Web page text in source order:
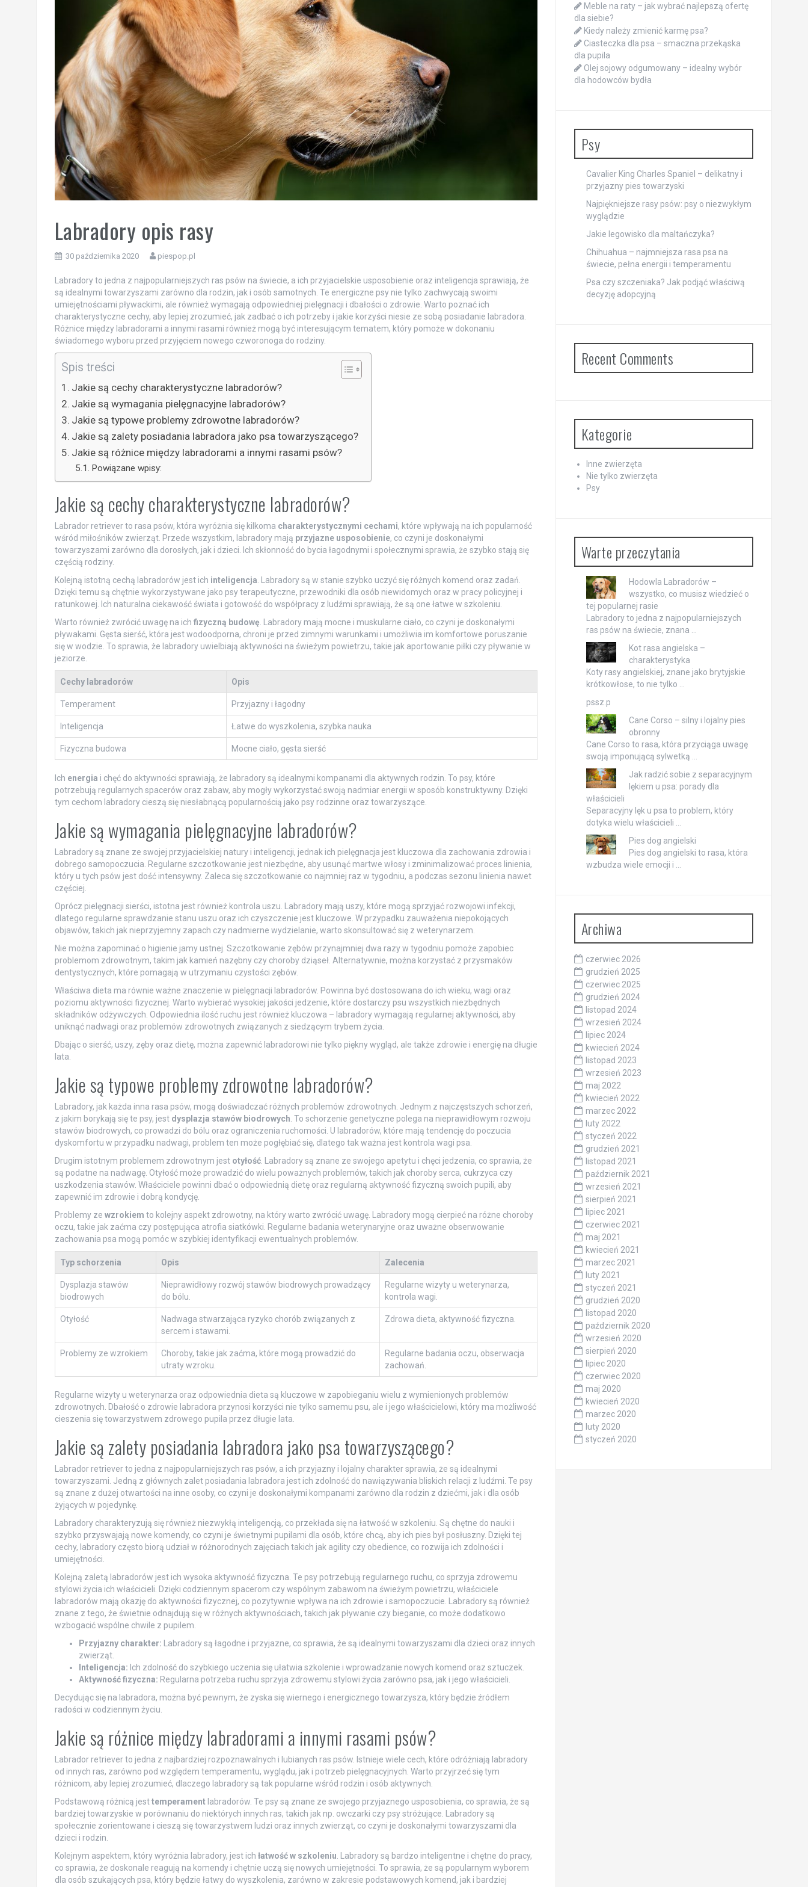
Labradory opis rasy
30 października 2020 piespop.pl
Labradory to jedna z najpopularniejszych ras psów na świecie, a ich przyjacielskie usposobienie oraz inteligencja sprawiają, że
są idealnymi towarzyszami zarówno dla rodzin, jak i osób samotnych. Te energiczne psy nie tylko zachwycają swoimi
umiejętnościami pływackimi, ale również wymagają odpowiedniej pielęgnacji i dbałości o zdrowie. Warto poznać ich
charakterystyczne cechy, aby lepiej zrozumieć, jak zadbać o ich potrzeby i jakie korzyści niesie ze sobą posiadanie labradora.
Różnice między labradorami a innymi rasami również mogą być interesującym tematem, który pomoże w dokonaniu
świadomego wyboru przed przyjęciem nowego czworonoga do rodziny.
Spis treści
Jakie są cechy charakterystyczne labradorów?
Jakie są wymagania pielęgnacyjne labradorów?
Jakie są typowe problemy zdrowotne labradorów?
Jakie są zalety posiadania labradora jako psa towarzyszącego?
Jakie są różnice między labradorami a innymi rasami psów?
Powiązane wpisy:
Jakie są cechy charakterystyczne labradorów?
Labrador retriever to rasa psów, która wyróżnia się kilkoma charakterystycznymi cechami, które wpływają na ich popularność
wśród miłośników zwierząt. Przede wszystkim, labradory mają przyjazne usposobienie, co czyni je doskonałymi
towarzyszami zarówno dla dorosłych, jak i dzieci. Ich skłonność do bycia łagodnymi i społecznymi sprawia, że szybko stają się
częścią rodziny.
Kolejną istotną cechą labradorów jest ich inteligencja . Labradory są w stanie szybko uczyć się różnych komend oraz zadań.
Dzięki temu są chętnie wykorzystywane jako psy terapeutyczne, przewodniki dla osób niewidomych oraz w pracy policyjnej i
ratunkowej. Ich naturalna ciekawość świata i gotowość do współpracy z ludźmi sprawiają, że są one łatwe w szkoleniu.
Warto również zwrócić uwagę na ich fizyczną budowę . Labradory mają mocne i muskularne ciało, co czyni je doskonałymi
pływakami. Gęsta sierść, która jest wodoodporna, chroni je przed zimnymi warunkami i umożliwia im komfortowe poruszanie
się w wodzie. To sprawia, że labradory uwielbiają aktywności na świeżym powietrzu, takie jak aportowanie piłki czy pływanie w
jeziorze.
Cechy labradorów Opis
Temperament Przyjazny i łagodny
Inteligencja Łatwe do wyszkolenia, szybka nauka
Fizyczna budowa Mocne ciało, gęsta sierść
Ich energia i chęć do aktywności sprawiają, że labradory są idealnymi kompanami dla aktywnych rodzin. To psy, które
potrzebują regularnych spacerów oraz zabaw, aby mogły wykorzystać swoją nadmiar energii w sposób konstruktywny. Dzięki
tym cechom labradory cieszą się niesłabnącą popularnością jako psy rodzinne oraz towarzyszące.
Jakie są wymagania pielęgnacyjne labradorów?
Labradory są znane ze swojej przyjacielskiej natury i inteligencji, jednak ich pielęgnacja jest kluczowa dla zachowania zdrowia i
dobrego samopoczucia. Regularne szczotkowanie jest niezbędne, aby usunąć martwe włosy i zminimalizować proces linienia,
który u tych psów jest dość intensywny. Zaleca się szczotkowanie co najmniej raz w tygodniu, a podczas sezonu linienia nawet
częściej.
Oprócz pielęgnacji sierści, istotna jest również kontrola uszu. Labradory mają uszy, które mogą sprzyjać rozwojowi infekcji,
dlatego regularne sprawdzanie stanu uszu oraz ich czyszczenie jest kluczowe. W przypadku zauważenia niepokojących
objawów, takich jak nieprzyjemny zapach czy nadmierne wydzielanie, warto skonsultować się z weterynarzem.
Nie można zapominać o higienie jamy ustnej. Szczotkowanie zębów przynajmniej dwa razy w tygodniu pomoże zapobiec
problemom zdrowotnym, takim jak kamień nazębny czy choroby dziąseł. Alternatywnie, można korzystać z przysmaków
dentystycznych, które pomagają w utrzymaniu czystości zębów.
Właściwa dieta ma równie ważne znaczenie w pielęgnacji labradorów. Powinna być dostosowana do ich wieku, wagi oraz
poziomu aktywności fizycznej. Warto wybierać wysokiej jakości jedzenie, które dostarczy psu wszystkich niezbędnych
składników odżywczych. Odpowiednia ilość ruchu jest również kluczowa – labradory wymagają regularnej aktywności, aby
uniknąć nadwagi oraz problemów zdrowotnych związanych z siedzącym trybem życia.
Dbając o sierść, uszy, zęby oraz dietę, można zapewnić labradorowi nie tylko piękny wygląd, ale także zdrowie i energię na długie
lata.
Jakie są typowe problemy zdrowotne labradorów?
Labradory, jak każda inna rasa psów, mogą doświadczać różnych problemów zdrowotnych. Jednym z najczęstszych schorzeń,
z jakim borykają się te psy, jest dysplazja stawów biodrowych . To schorzenie genetyczne polega na nieprawidłowym rozwoju
stawów biodrowych, co prowadzi do bólu oraz ograniczenia ruchomości. U labradorów, które mają tendencję do poczucia
dyskomfortu w przypadku nadwagi, problem ten może pogłębiać się, dlatego tak ważna jest kontrola wagi psa.
Drugim istotnym problemem zdrowotnym jest otyłość. Labradory są znane ze swojego apetytu i chęci jedzenia, co sprawia, że
są podatne na nadwagę. Otyłość może prowadzić do wielu poważnych problemów, takich jak choroby serca, cukrzyca czy
uszkodzenia stawów. Właściciele powinni dbać o odpowiednią dietę oraz regularną aktywność fizyczną swoich pupili, aby
zapewnić im zdrowie i dobrą kondycję.
Problemy ze wzrokiem to kolejny aspekt zdrowotny, na który warto zwrócić uwagę. Labradory mogą cierpieć na różne choroby
oczu, takie jak zaćma czy postępująca atrofia siatkówki. Regularne badania weterynaryjne oraz uważne obserwowanie
zachowania psa mogą pomóc w szybkiej identyfikacji ewentualnych problemów.
Typ schorzenia Opis Zalecenia
Dysplazja stawów
biodrowych
Nieprawidłowy rozwój stawów biodrowych prowadzący
do bólu.
Regularne wizyty u weterynarza,
kontrola wagi.
Otyłość
Nadwaga stwarzająca ryzyko chorób związanych z
sercem i stawami.
Zdrowa dieta, aktywność fizyczna.
Problemy ze wzrokiem
Choroby, takie jak zaćma, które mogą prowadzić do
utraty wzroku.
Regularne badania oczu, obserwacja
zachowań.
Regularne wizyty u weterynarza oraz odpowiednia dieta są kluczowe w zapobieganiu wielu z wymienionych problemów
zdrowotnych. Dbałość o zdrowie labradora przynosi korzyści nie tylko samemu psu, ale i jego właścicielowi, który ma możliwość
cieszenia się towarzystwem zdrowego pupila przez długie lata.
Jakie są zalety posiadania labradora jako psa towarzyszącego?
Labrador retriever to jedna z najpopularniejszych ras psów, a ich przyjazny i lojalny charakter sprawia, że są idealnymi
towarzyszami. Jedną z głównych zalet posiadania labradora jest ich zdolność do nawiązywania bliskich relacji z ludźmi. Te psy
są znane z dużej otwartości na inne osoby, co czyni je doskonałymi kompanami zarówno dla rodzin z dziećmi, jak i dla osób
żyjących w pojedynkę.
Labradory charakteryzują się również niezwykłą inteligencją, co przekłada się na łatwość w szkoleniu. Są chętne do nauki i
szybko przyswajają nowe komendy, co czyni je świetnymi pupilami dla osób, które chcą, aby ich pies był posłuszny. Dzięki tej
cechy, labradory często biorą udział w różnorodnych zajęciach takich jak agility czy obedience, co rozwija ich zdolności i
umiejętności.
Kolejną zaletą labradorów jest ich wysoka aktywność fizyczna. Te psy potrzebują regularnego ruchu, co sprzyja zdrowemu
stylowi życia ich właścicieli. Dzięki codziennym spacerom czy wspólnym zabawom na świeżym powietrzu, właściciele
labradorów mają okazję do aktywności fizycznej, co pozytywnie wpływa na ich zdrowie i samopoczucie. Labradory są również
znane z tego, że świetnie odnajdują się w różnych aktywnościach, takich jak pływanie czy bieganie, co może dodatkowo
wzbogacić wspólne chwile z pupilem.
Przyjazny charakter: Labradory są łagodne i przyjazne, co sprawia, że są idealnymi towarzyszami dla dzieci oraz innych
zwierząt.
Inteligencja: Ich zdolność do szybkiego uczenia się ułatwia szkolenie i wprowadzanie nowych komend oraz sztuczek.
Aktywność fizyczna: Regularna potrzeba ruchu sprzyja zdrowemu stylowi życia zarówno psa, jak i jego właścicieli.
Decydując się na labradora, można być pewnym, że zyska się wiernego i energicznego towarzysza, który będzie źródłem
radości w codziennym życiu.
Jakie są różnice między labradorami a innymi rasami psów?
Labrador retriever to jedna z najbardziej rozpoznawalnych i lubianych ras psów. Istnieje wiele cech, które odróżniają labradory
od innych ras, zarówno pod względem temperamentu, wyglądu, jak i potrzeb pielęgnacyjnych. Warto przyjrzeć się tym
różnicom, aby lepiej zrozumieć, dlaczego labradory są tak popularne wśród rodzin i osób aktywnych.
Podstawową różnicą jesttemperamentlabradorów. Te psy są znane ze swojego przyjaznego usposobienia, co sprawia, że są
bardziej towarzyskie w porównaniu do niektórych innych ras, takich jak np. owczarki czy psy stróżujące. Labradory są
społecznie zorientowane i cieszą się towarzystwem ludzi oraz innych zwierząt, co czyni je doskonałymi towarzyszami dla
dzieci i rodzin.
Kolejnym aspektem, który wyróżnia labradory, jest ich łatwość w szkoleniu . Labradory są bardzo inteligentne i chętne do pracy,
co sprawia, że doskonale reagują na komendy i chętnie uczą się nowych umiejętności. To sprawia, że są popularnym wyborem
dla osób szukających psa, który będzie łatwy do wyszkolenia, zarówno w zakresie podstawowych komend, jak i bardziej
Meble na raty – jak wybrać najlepszą ofertę
dla siebie?
Kiedy należy zmienić karmę psa?
Ciasteczka dla psa – smaczna przekąska
dla pupila
Olej sojowy odgumowany – idealny wybór
dla hodowców bydła
Psy
Cavalier King Charles Spaniel – delikatny i
przyjazny pies towarzyski
Najpiękniejsze rasy psów: psy o niezwykłym
wyglądzie
Jakie legowisko dla maltańczyka?
Chihuahua – najmniejsza rasa psa na
świecie, pełna energii i temperamentu
Psa czy szczeniaka? Jak podjąć właściwą
decyzję adopcyjną
Recent Comments
Kategorie
Inne zwierzęta
Nie tylko zwierzęta
Psy
Warte przeczytania
Hodowla Labradorów –
wszystko, co musisz wiedzieć o
tej popularnej rasie
Labradory to jedna z najpopularniejszych
ras psów na świecie, znana …
Kot rasa angielska –
charakterystyka
Koty rasy angielskiej, znane jako brytyjskie
krótkowłose, to nie tylko …
pssz.p
Cane Corso – silny i lojalny pies
obronny
Cane Corso to rasa, która przyciąga uwagę
swoją imponującą sylwetką …
Jak radzić sobie z separacyjnym
lękiem u psa: porady dla
właścicieli
Separacyjny lęk u psa to problem, który
dotyka wielu właścicieli …
Pies dog angielski
Pies dog angielski to rasa, która
wzbudza wiele emocji i …
Archiwa
czerwiec 2026
grudzień 2025
czerwiec 2025
grudzień 2024
listopad 2024
wrzesień 2024
lipiec 2024
kwiecień 2024
listopad 2023
wrzesień 2023
maj 2022
kwiecień 2022
marzec 2022
luty 2022
styczeń 2022
grudzień 2021
listopad 2021
październik 2021
wrzesień 2021
sierpień 2021
lipiec 2021
czerwiec 2021
maj 2021
kwiecień 2021
marzec 2021
luty 2021
styczeń 2021
grudzień 2020
listopad 2020
październik 2020
wrzesień 2020
sierpień 2020
lipiec 2020
czerwiec 2020
maj 2020
kwiecień 2020
marzec 2020
luty 2020
styczeń 2020